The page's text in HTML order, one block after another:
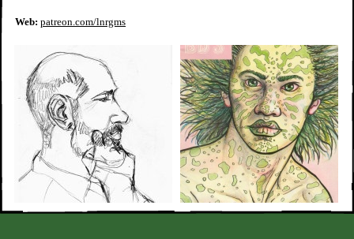
Web: patreon.com/lnrgms